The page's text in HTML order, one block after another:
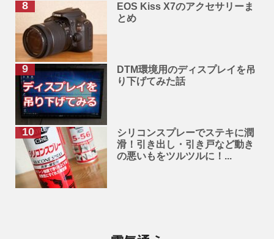
EOS Kiss X7のアクセサリーま
とめ
DTM環境用のディスプレイを吊
り下げてみた話
シリコンスプレーでステキに潤
滑！引き出し・引き戸など動き
の悪いもをツルツルに！...